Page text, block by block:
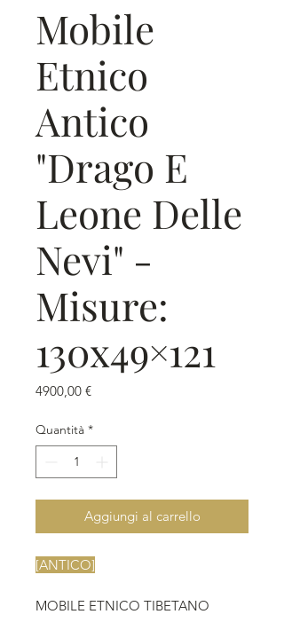
Mobile
Etnico
Antico
"Drago E
Leone Delle
Nevi" -
Misure:
130x49×121
4900,00 €Prezzo
Quantità *
Aggiungi al carrello
[ANTICO]
MOBILE ETNICO TIBETANO